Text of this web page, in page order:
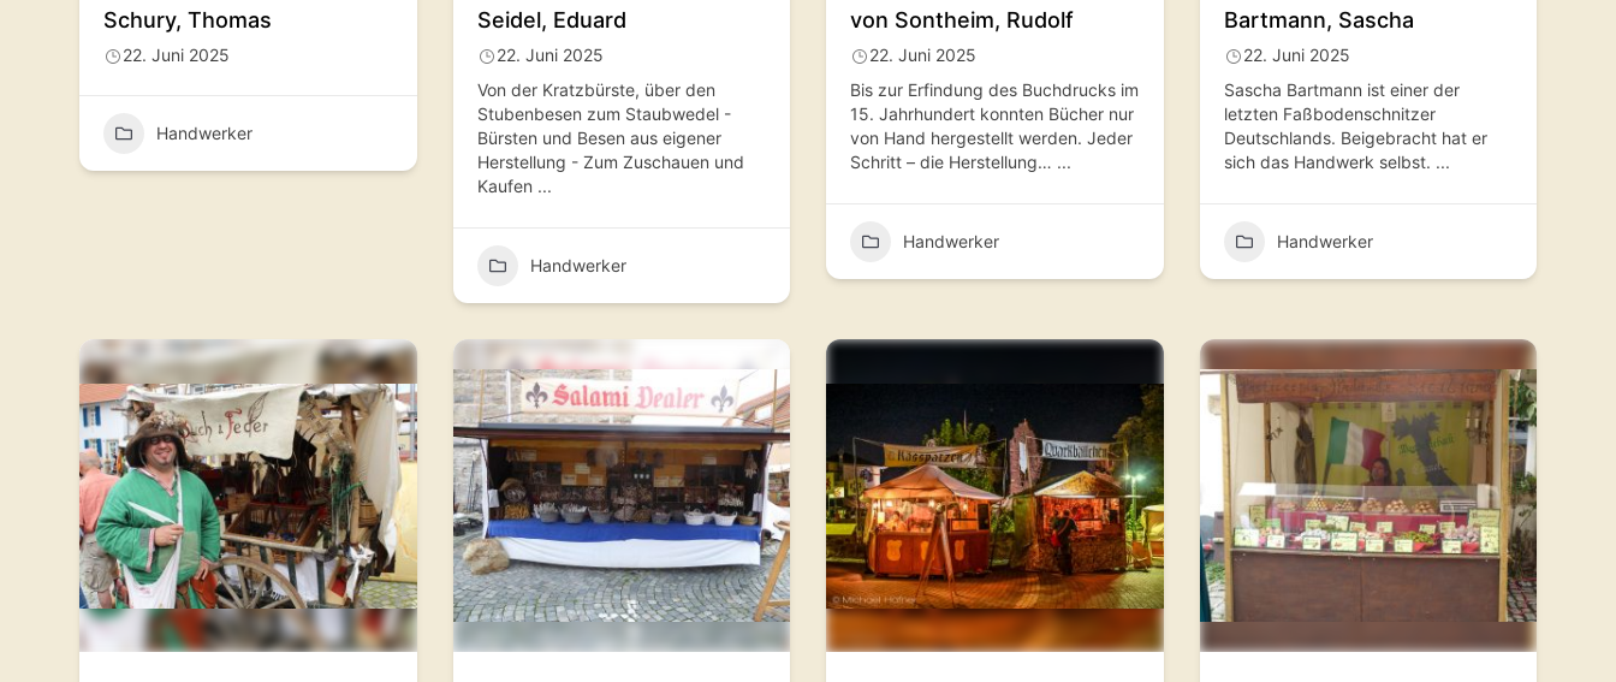
Schury, Thomas
22. Juni 2025
Handwerker
Seidel, Eduard
22. Juni 2025
Von der Kratzbürste, über den
Stubenbesen zum Staubwedel -
Bürsten und Besen aus eigener
Herstellung - Zum Zuschauen und
Kaufen ...
Handwerker
von Sontheim, Rudolf
22. Juni 2025
Bis zur Erfindung des Buchdrucks im
15. Jahrhundert konnten Bücher nur
von Hand hergestellt werden. Jeder
Schritt – die Herstellung… ...
Handwerker
Bartmann, Sascha
22. Juni 2025
Sascha Bartmann ist einer der
letzten Faßbodenschnitzer
Deutschlands. Beigebracht hat er
sich das Handwerk selbst. ...
Handwerker